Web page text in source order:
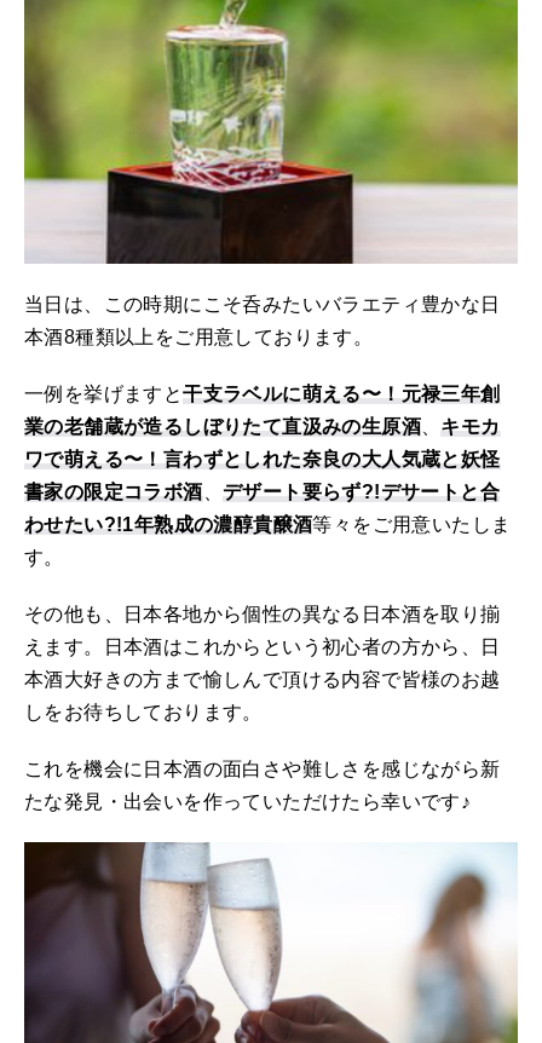
当日は、この時期にこそ呑みたいバラエティ豊かな日
本酒8種類以上をご用意しております。
一例を挙げますと干支ラベルに萌える〜！元禄三年創
業の老舗蔵が造るしぼりたて直汲みの生原酒 、キモカ
ワで萌える〜！言わずとしれた奈良の大人気蔵と妖怪
書家の限定コラボ酒、デザート要らず?!デサートと合
わせたい?!1年熟成の濃醇貴醸酒等々をご用意いたしま
す。
その他も、日本各地から個性の異なる日本酒を取り揃
えます。日本酒はこれからという初心者の方から、日
本酒大好きの方まで愉しんで頂ける内容で皆様のお越
しをお待ちしております。
これを機会に日本酒の面白さや難しさを感じながら新
たな発見・出会いを作っていただけたら幸いです♪